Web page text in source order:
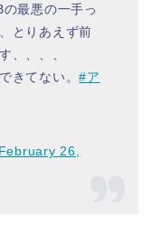
最悪の一手っ
とりあえず前
、、、、
きてない。#ア
February 26,